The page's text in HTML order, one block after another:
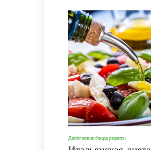
Диетические блюда рецепты